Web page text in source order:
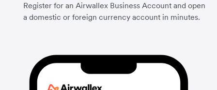
Register for an Airwallex Business Account and open
a domestic or foreign currency account in minutes.